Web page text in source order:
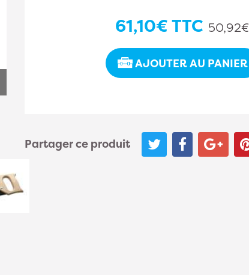
61,10€TTC 50,92€
AJOUTER AU PANIER
Partager ce produit